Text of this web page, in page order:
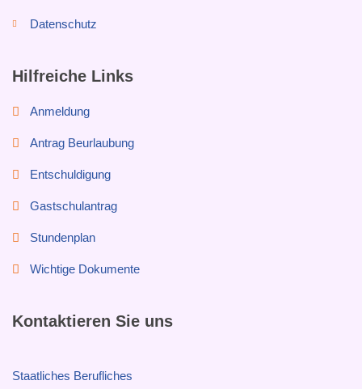
Datenschutz
Hilfreiche Links
Anmeldung
Antrag Beurlaubung
Entschuldigung
Gastschulantrag
Stundenplan
Wichtige Dokumente
Kontaktieren Sie uns
Staatliches Berufliches